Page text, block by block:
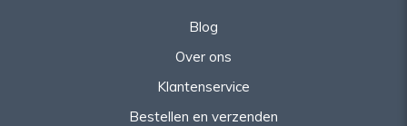
Blog
Over ons
Klantenservice
Bestellen en verzenden